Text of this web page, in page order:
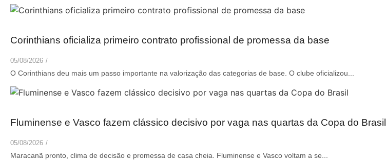
Corinthians oficializa primeiro contrato profissional de promessa da base
05/08/2026 /
O Corinthians deu mais um passo importante na valorização das categorias de base. O clube oficializou...
Fluminense e Vasco fazem clássico decisivo por vaga nas quartas da Copa do Brasil
05/08/2026 /
Maracanã pronto, clima de decisão e promessa de casa cheia. Fluminense e Vasco voltam a se...